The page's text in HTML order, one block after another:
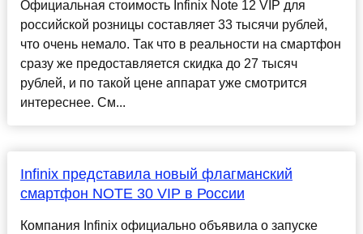
Официальная стоимость Infinix Note 12 VIP для
российской розницы составляет 33 тысячи рублей,
что очень немало. Так что в реальности на смартфон
сразу же предоставляется скидка до 27 тысяч
рублей, и по такой цене аппарат уже смотрится
интереснее. См...
Infinix представила новый флагманский
смартфон NOTE 30 VIP в России
Компания Infinix официально объявила о запуске